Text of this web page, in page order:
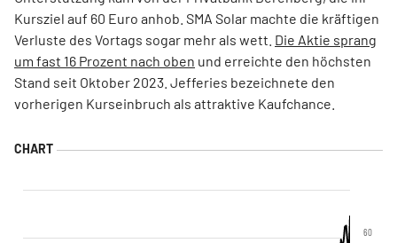
Kursziel auf 60 Euro anhob. SMA Solar machte die kräftigen
Verluste des Vortags sogar mehr als wett. Die Aktie sprang
um fast 16 Prozent nach oben und erreichte den höchsten
Stand seit Oktober 2023. Jefferies bezeichnete den
vorherigen Kurseinbruch als attraktive Kaufchance.
60